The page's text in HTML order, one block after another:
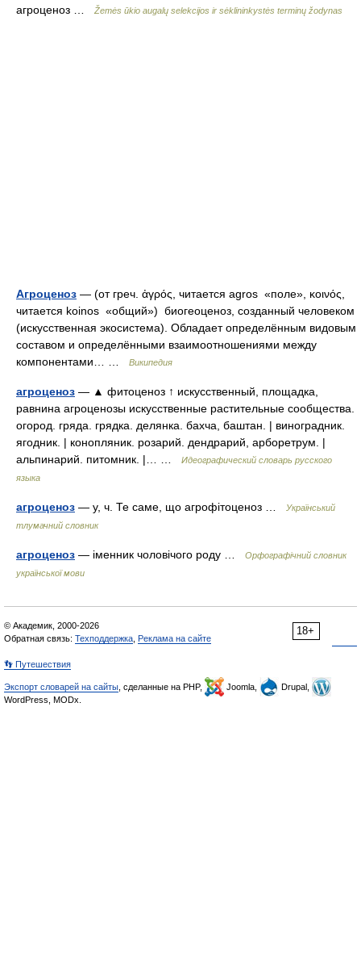
агроценоз …
Žemės ūkio augalų selekcijos ir sėklininkystės terminų žodynas
Агроценоз — (от греч. ἀγρός, читается agros «поле», κοινός,
читается koinos «общий») биогеоценоз, созданный человеком
(искусственная экосистема). Обладает определённым видовым
составом и определёнными взаимоотношениями между
компонентами… …
Википедия
агроценоз — ▲ фитоценоз ↑ искусственный, площадка,
равнина агроценозы искусственные растительные сообщества.
огород. гряда. грядка. делянка. бахча, баштан. | виноградник.
ягодник. | конопляник. розарий. дендрарий, арборетрум. |
альпинарий. питомник. |… …
Идеографический словарь русского
языка
агроценоз — у, ч. Те саме, що агрофітоценоз …
Український
тлумачний словник
агроценоз — іменник чоловічого роду …
Орфографічний словник
української мови
18+
© Академик, 2000-2026
Обратная связь: Техподдержка Реклама на сайте
👣 Путешествия
Экспорт словарей на сайты , сделанные на PHP, Joomla,
Drupal,
WordPress, MODx.